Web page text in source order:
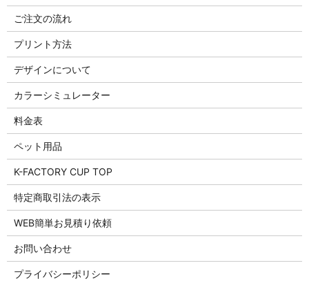
ご注文の流れ
プリント方法
デザインについて
カラーシミュレーター
料金表
ペット用品
K-FACTORY CUP TOP
特定商取引法の表示
WEB簡単お見積り依頼
お問い合わせ
プライバシーポリシー